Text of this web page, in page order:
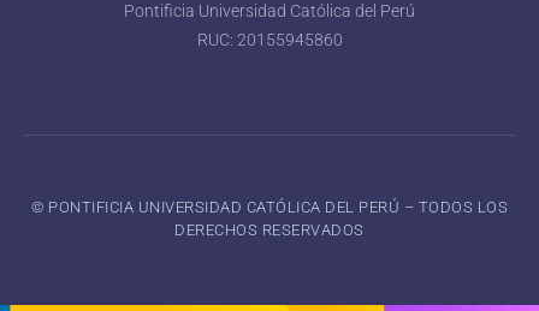
Pontificia Universidad Católica del Perú
RUC: 20155945860
©️ PONTIFICIA UNIVERSIDAD CATÓLICA DEL PERÚ – TODOS LOS
DERECHOS RESERVADOS